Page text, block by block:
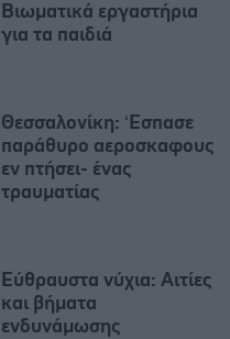
Βιωματικά εργαστήρια
για τα παιδιά
Θεσσαλονίκη: ‘Εσπασε
παράθυρο αεροσκαφους
εν πτήσει- ένας
τραυματίας
Εύθραυστα νύχια: Αιτίες
και βήματα
ενδυνάμωσης